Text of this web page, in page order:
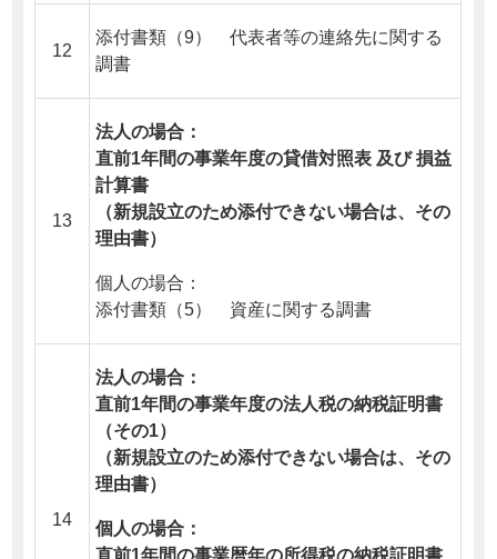
12
添付書類（9） 代表者等の連絡先に関する
調書
13
法人の場合：
直前1年間の事業年度の貸借対照表 及び 損益
計算書
（新規設立のため添付できない場合は、その
理由書）
個人の場合：
添付書類（5） 資産に関する調書
14
法人の場合：
直前1年間の事業年度の法人税の納税証明書
（その1）
（新規設立のため添付できない場合は、その
理由書）
個人の場合：
直前1年間の事業暦年の所得税の納税証明書